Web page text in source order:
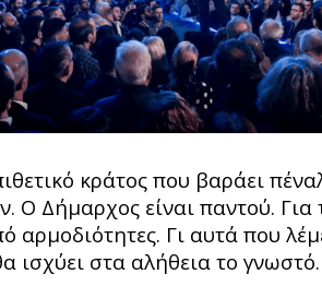
κράτος που βαράει
Ο Δήμαρχος είναι παντού. Για
Γι αυτά που
ισχύει στα αλήθεια το